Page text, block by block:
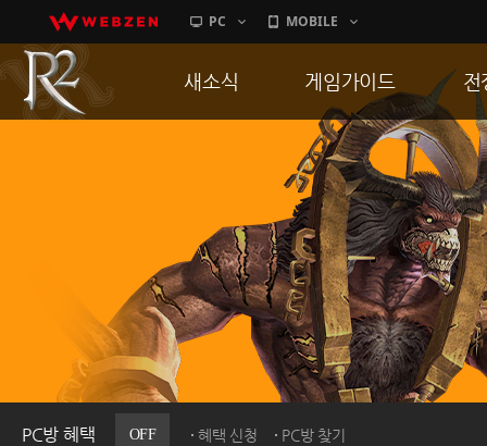
PC MOBILE
PC방 혜택 OFF 혜택 신청 PC방 찾기
새소식
이벤트
히스토리
PC방으로간다
게임가이드
게임 특징
서버가이드
신병훈련소
세부가이드
통합보급센터
전
통
공